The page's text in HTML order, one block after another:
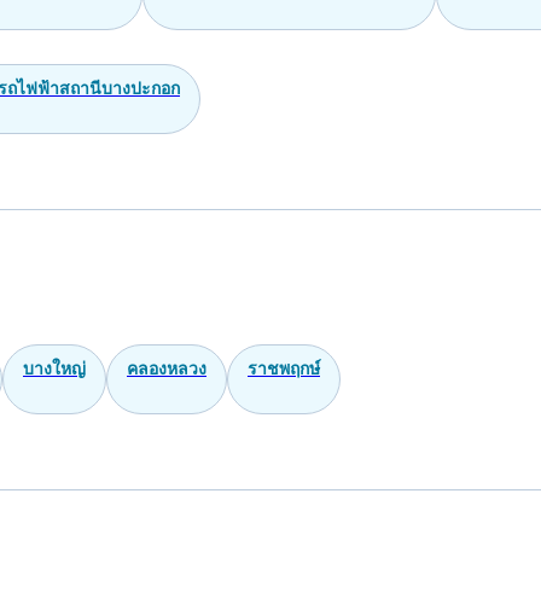
ถไฟฟ้าสถานีบางปะกอก
บางใหญ่ คลองหลวง ราชพฤกษ์